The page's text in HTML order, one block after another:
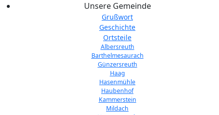
Unsere Gemeinde
Grußwort
Geschichte
Ortsteile
Albersreuth
Barthelmesaurach
Günzersreuth
Haag
Hasenmühle
Haubenhof
Kammerstein
Mildach